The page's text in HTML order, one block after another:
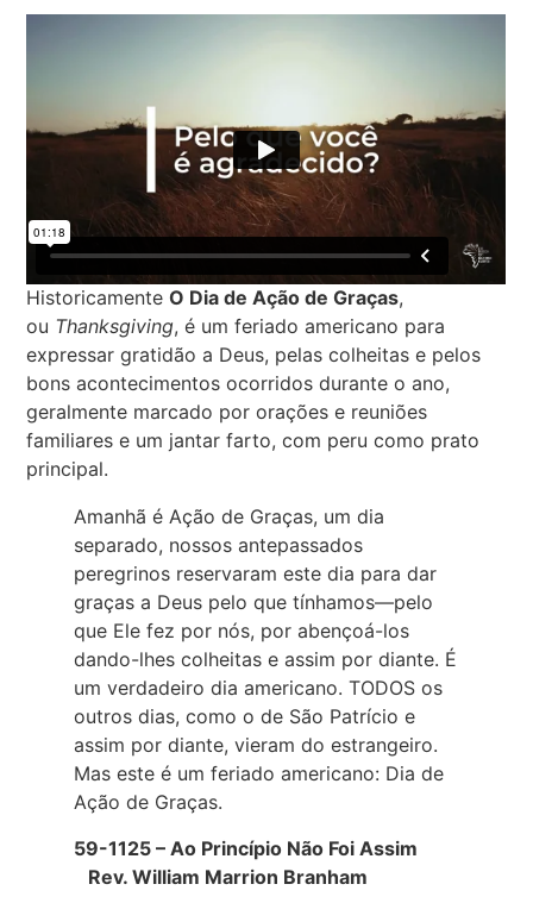
HistoricamenteO Dia de Ação de Graças,
ou Thanksgiving, é um feriado americano para
expressar gratidão a Deus, pelas colheitas e pelos
bons acontecimentos ocorridos durante o ano,
geralmente marcado por orações e reuniões
familiares e um jantar farto, com peru como prato
principal.
Amanhã é Ação de Graças, um dia
separado, nossos antepassados
peregrinos reservaram este dia para dar
graças a Deus pelo que tínhamos—pelo
que Ele fez por nós, por abençoá-los
dando-lhes colheitas e assim por diante. É
um verdadeiro dia americano. TODOS os
outros dias, como o de São Patrício e
assim por diante, vieram do estrangeiro.
Mas este é um feriado americano: Dia de
Ação de Graças.
59-1125 – Ao Princípio Não Foi Assim
Rev. William Marrion Branham